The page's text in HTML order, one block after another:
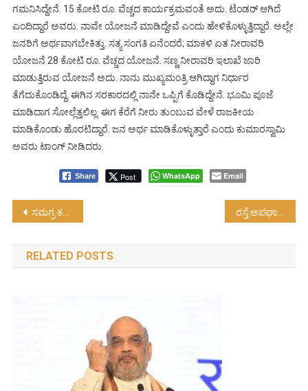
ಗಮನಿಸಿದ್ದೇನೆ. 15 ಕೋಟಿ ರೂ. ವೆಚ್ಚದ ಕಾರ್ಯಕ್ರಮವಂತೆ ಅದು. ಟೆಂಡರ್ ಆಗಿದೆ
ಎಂದಿದ್ದಾರೆ ಅವರು. ನಾವೇ ಯೋಜನೆ ಮಾಡಿದ್ದೇವೆ ಎಂದು ಹೇಳಿಕೊಳ್ಳುತ್ತಿದ್ದಾರೆ. ಅಲ್ಲೇ
ಜನರಿಗೆ ಅರ್ಥವಾಗಬೇಕಿತ್ತು. ಸತ್ಯ ಸಂಗತಿ ಏನೆಂದರೆ; ಮಾಕಳಿ ಏತ ನೀರಾವರಿ
ಯೋಜನೆ 28 ಕೋಟಿ ರೂ. ವೆಚ್ಚದ ಯೋಜನೆ. ಸಣ್ಣ ನೀರಾವರಿ ಇಲಾಖೆ ಜಾರಿ
ಮಾಡುತ್ತಿರುವ ಯೋಜನೆ ಅದು. ನಾನು ಮುಖ್ಯಮಂತ್ರಿ ಆಗಿದ್ದಾಗ ನಿರ್ಧಾರ
ತೆಗೆದುಕೊಂಡಿದ್ದೆ. ಈಗಿನ ಸರಕಾರದಲ್ಲಿ ನಾನೇ ಒಪ್ಪಿಗೆ ಕೊಡಿದ್ದೇನೆ. ಭೂಮಿ ಪೂಜೆ
ಮಾಡಿದಾಗ ಸೋಲ್ಲೆತ್ತಲಿಲ್ಲ. ಈಗ ಕೆರೆಗೆ ನೀರು ತುಂಬುವ ವೇಳೆ ರಾಜಕೀಯ
ಮಾಡಿಕೊಂಡು ಹೊರಟಿದ್ದಾರೆ. ಜನ ಅರ್ಥ ಮಾಡಿಕೊಳ್ಳುತ್ತಾರೆ ಎಂದು ಕುಮಾರಸ್ವಾಮಿ
ಅವರು ಟಾಂಗ್‌ ನೀಡಿದರು.
Share Post WhatsApp Email
Post
navigation
ಸಮಗ್ರ ಕರ್ನಾಟಕದ ಅಭಿವೃದ್ಧಿಗೆ ಪೂರಕ ಬಜೆಟ್….!
RELATED POSTS